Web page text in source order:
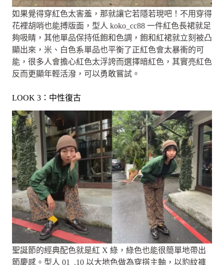
如果覺得穿紅色太害羞，那就讓它若隱若現吧！不用穿得
花裡胡哨也能搏版面，型人 koko_cc88 一件紅色長裙就足
夠吸睛，其他單品保持低飽和色調，飽和紅裙就立刻被凸
顯出來，米、白色系單品也平衡了正紅色會太暴衝的可
能，很多人會擔心紅色太浮誇而選擇暗紅色，其實亮紅色
反而更顯年輕活潑，可以勇敢嘗試。
LOOK 3：中性復古
聖誕節的經典配色就是紅 X 綠，綠色也能很簡單地帶出
節慶感。型人 01_.10 以大地色做為穿搭主軸，以豹紋褲